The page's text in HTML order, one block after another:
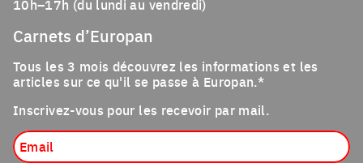
10h–17h (du lundi au vendredi)
Carnets d’Europan
Tous les 3 mois découvrez les informations et les
articles sur ce qu'il se passe à Europan.*
Inscrivez-vous pour les recevoir par mail.